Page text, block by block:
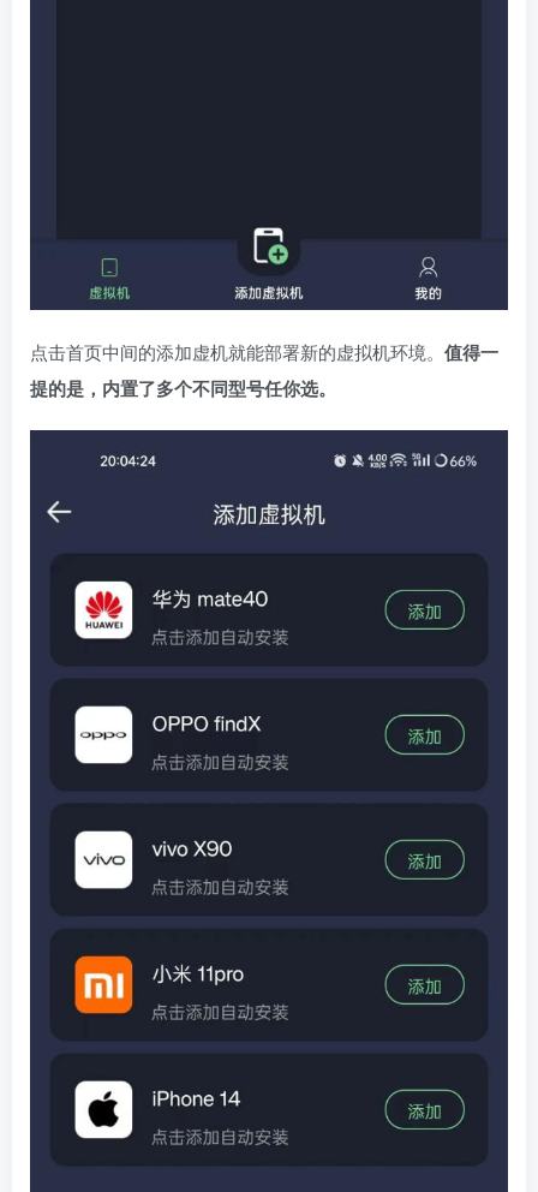
点击首页中间的添加虚机就能部署新的虚拟机环境。 值得一
提的是，内置了多个不同型号任你选。